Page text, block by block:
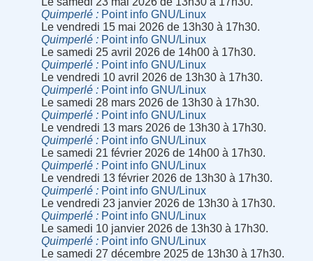
Quimperlé
Point info GNU/Linux
Le vendredi 15 mai 2026 de 13h30 à 17h30.
Quimperlé
Point info GNU/Linux
Le samedi 25 avril 2026 de 14h00 à 17h30.
Quimperlé
Point info GNU/Linux
Le vendredi 10 avril 2026 de 13h30 à 17h30.
Quimperlé
Point info GNU/Linux
Le samedi 28 mars 2026 de 13h30 à 17h30.
Quimperlé
Point info GNU/Linux
Le vendredi 13 mars 2026 de 13h30 à 17h30.
Quimperlé
Point info GNU/Linux
Le samedi 21 février 2026 de 14h00 à 17h30.
Quimperlé
Point info GNU/Linux
Le vendredi 13 février 2026 de 13h30 à 17h30.
Quimperlé
Point info GNU/Linux
Le vendredi 23 janvier 2026 de 13h30 à 17h30.
Quimperlé
Point info GNU/Linux
Le samedi 10 janvier 2026 de 13h30 à 17h30.
Quimperlé
Point info GNU/Linux
Le samedi 27 décembre 2025 de 13h30 à 17h30.